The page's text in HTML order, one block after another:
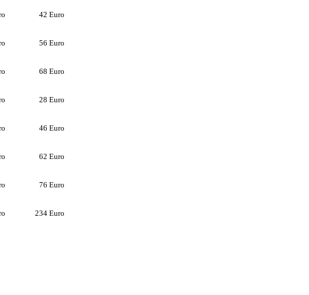
42 Euro
56 Euro
68 Euro
28 Euro
46 Euro
62 Euro
76 Euro
234 Euro